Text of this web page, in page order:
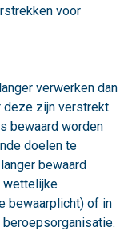
voor
verwerken dan
zijn verstrekt.
bewaard worden
doelen te
bewaard
wettelijke
bewaarplicht) of in